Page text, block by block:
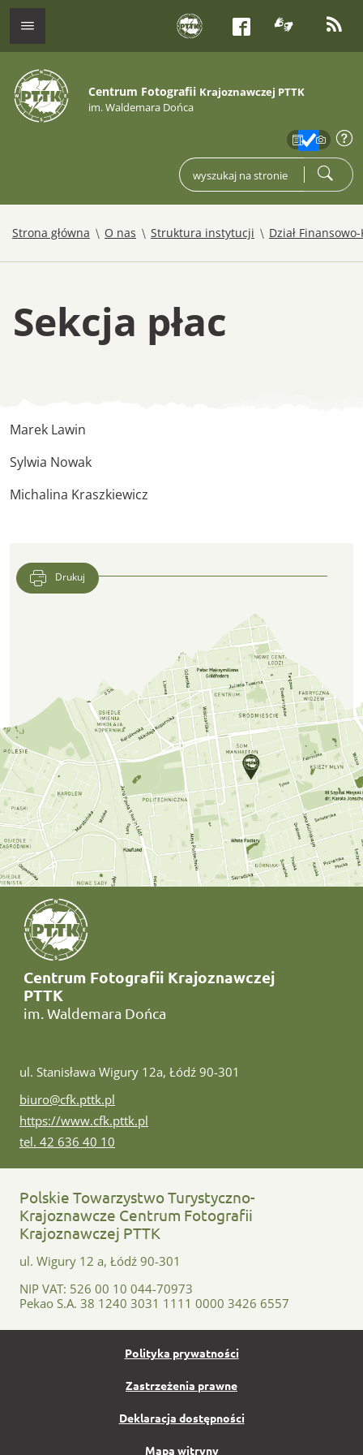
menu
Facebook
tłumacz
Centrum Fotografii Krajoznawczej PTTK
im. Waldemara Dońca
szukaj
Strona główna /
O nas /
Struktura instytucji /
Dział
Sekcja płac
Sekcja płac
Marek Lawin
Sylwia Nowak
Michalina Kraszkiewicz
Drukuj
Centrum Fotografii Krajoznawczej
PTTK
im. Waldemara Dońca
ul. Stanisława Wigury 12a, Łódź 90-301
e-mail:
biuro@cfk.pttk.pl
www:
https://www.cfk.pttk.pl
tel:
tel. 42 636 40 10
Polskie Towarzystwo Turystyczno-
Krajoznawcze Centrum Fotografii
Krajoznawczej PTTK
ul. Wigury 12 a, Łódź 90-301
NIP VAT: 526 00 10 044-70973
Pekao S.A. 38 1240 3031 1111 0000 3426 6557
Polityka prywatności
Zastrzeżenia prawne
Deklaracja dostępności
Mapa witryny